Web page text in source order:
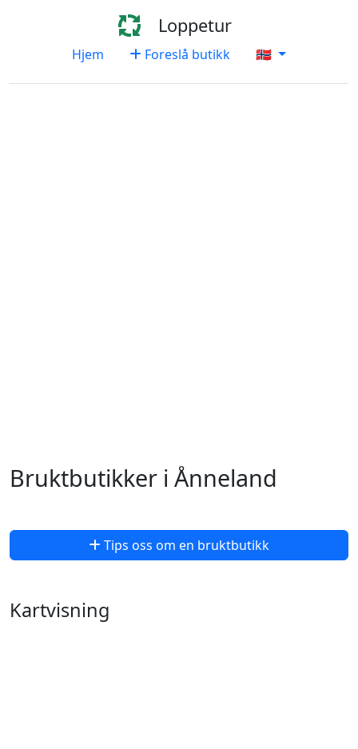
Loppetur
Hjem Foreslå butikk 🇳🇴
Bruktbutikker i Ånneland
Tips oss om en bruktbutikk
Kartvisning